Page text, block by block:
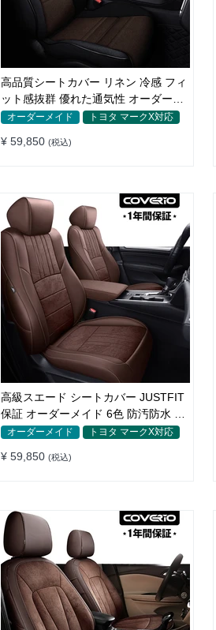
高品質シートカバー リネン 冷感 フィ
ット感抜群 優れた通気性 オーダーメ
イド 水洗い
オーダーメイド トヨタ マークX対応
¥ 59,850 (税込)
高級スエード シートカバー JUSTFIT
保証 オーダーメイド 6色 防汚防水 オ
シャレ 全席
オーダーメイド トヨタ マークX対応
¥ 59,850 (税込)